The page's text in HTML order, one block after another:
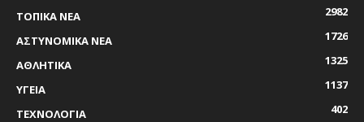
ΤΟΠΙΚΑ ΝΕΑ
2982
ΑΣΤΥΝΟΜΙΚΑ ΝΕΑ
1726
ΑΘΛΗΤΙΚΑ
1325
ΥΓΕΙΑ
1137
ΤΕΧΝΟΛΟΓΙΑ
402